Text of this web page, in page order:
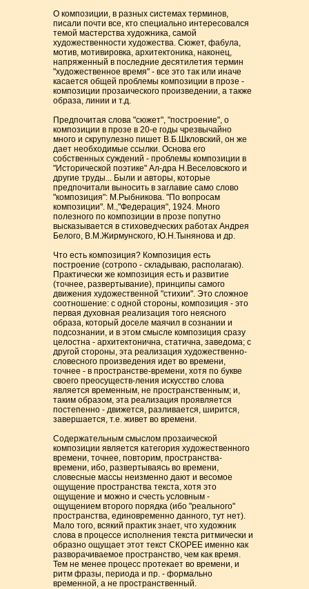
О композиции, в разных системах терминов,
писали почти все, кто специально интересовался
темой мастерства художника, самой
художественности художества. Сюжет, фабула,
мотив, мотивировка, архитектоника, наконец,
напряженный в последние десятилетия термин
"художественное время" - все это так или иначе
касается общей проблемы композиции в прозе -
композиции прозаического произведении, а также
образа, линии и т.д.
Предпочитая слова "сюжет", "построение", о
композиции в прозе в 20-е годы чрезвычайно
много и скрупулезно пишет В.Б.Шкловский, он же
дает необходимые ссылки. Основа его
собственных суждений - проблемы композиции в
"Исторической поэтике" Ал-дра Н.Веселовского и
другие труды... Были и авторы, которые
предпочитали выносить в заглавие само слово
"композиция": М.Рыбникова. "По вопросам
композиции". М.,"Федерация", 1924. Много
полезного по композиции в прозе попутно
высказывается в стиховедческих работах Андрея
Белого, В.М.Жирмунского, Ю.Н.Тынянова и др.
Что есть композиция? Композиция есть
построение (сотропо - складываю, располагаю).
Практически же композиция есть и развитие
(точнее, развертывание), принципы самого
движения художественной "стихии". Это сложное
соотношение: с одной стороны, композиция - это
первая духовная реализация того неясного
образа, который доселе маячил в сознании и
подсознании, и в этом смысле композиция сразу
целостна - архитектонична, статична, заведома; с
другой стороны, эта реализация художественно-
словесного произведения идет во времени,
точнее - в пространстве-времени, хотя по букве
своего преосуществ-ления искусство слова
является временным, не пространственным; и,
таким образом, эта реализация проявляется
постепенно - движется, разливается, ширится,
завершается, т.е. живет во времени.
Содержательным смыслом прозаической
композиции является категория художественного
времени, точнее, повторим, пространства-
времени, ибо, развертываясь во времени,
словесные массы неизменно дают и весомое
ощущение пространства текста, хотя это
ощущение и можно и счесть условным -
ощущением второго порядка (ибо "реального"
пространства, единовременно данного, тут нет).
Мало того, всякий практик знает, что художник
слова в процессе исполнения текста ритмически и
образно ощущает этот текст СКОРЕЕ именно как
разворачиваемое пространство, чем как время.
Тем не менее процесс протекает во времени, и
ритм фразы, периода и пр. - формально
временной, а не пространственный.